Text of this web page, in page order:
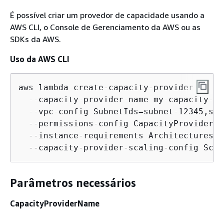
É possível criar um provedor de capacidade usando a
AWS CLI, o Console de Gerenciamento da AWS ou as
SDKs da AWS.
Uso da AWS CLI
aws lambda create-capacity-provider \
--capacity-provider-name my-capacity-
--vpc-config SubnetIds=subnet-
--permissions-config
--instance-requirements
--capacity-provider-scaling-config
Parâmetros necessários
CapacityProviderName